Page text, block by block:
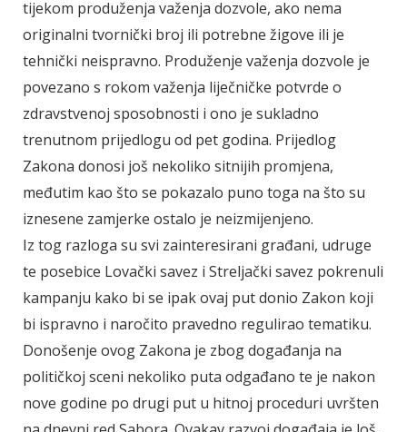
tijekom produženja važenja dozvole, ako nema
originalni tvornički broj ili potrebne žigove ili je
tehnički neispravno. Produženje važenja dozvole je
povezano s rokom važenja liječničke potvrde o
zdravstvenoj sposobnosti i ono je sukladno
trenutnom prijedlogu od pet godina. Prijedlog
Zakona donosi još nekoliko sitnijih promjena,
međutim kao što se pokazalo puno toga na što su
iznesene zamjerke ostalo je neizmijenjeno.
Iz tog razloga su svi zainteresirani građani, udruge
te posebice Lovački savez i Streljački savez pokrenuli
kampanju kako bi se ipak ovaj put donio Zakon koji
bi ispravno i naročito pravedno regulirao tematiku.
Donošenje ovog Zakona je zbog događanja na
političkoj sceni nekoliko puta odgađano te je nakon
nove godine po drugi put u hitnoj proceduri uvršten